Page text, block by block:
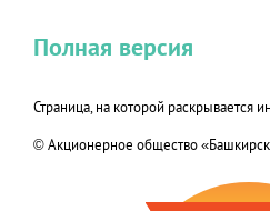
Страница, на которой раскрывается
© Акционерное общество
Полная версия